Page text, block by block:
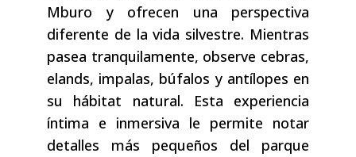
Mburo y ofrecen una perspectiva
diferente de la vida silvestre. Mientras
pasea tranquilamente, observe cebras,
elands, impalas, búfalos y antílopes en
su hábitat natural. Esta experiencia
íntima e inmersiva le permite notar
detalles más pequeños del parque